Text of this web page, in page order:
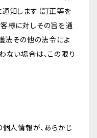
知します（訂正等を
様に対しその旨を通
法その他の法令によ
ない場合は、この限り
個人情報が、あらかじ